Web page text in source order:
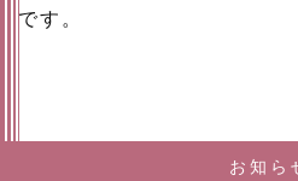
です。
お知ら